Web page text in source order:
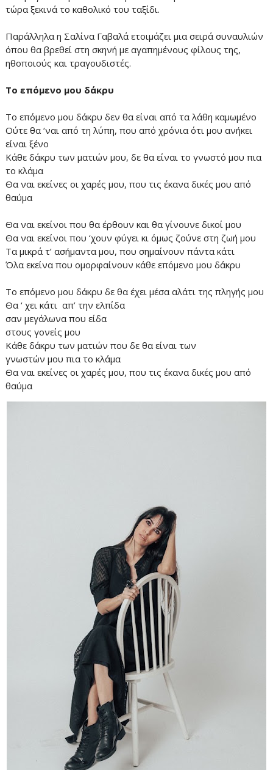
τώρα ξεκινά το καθολικό του ταξίδι.
Παράλληλα η Σαλίνα Γαβαλά ετοιμάζει μια σειρά συναυλιών
όπου θα βρεθεί στη σκηνή με αγαπημένους φίλους της,
ηθοποιούς και τραγουδιστές.
Το επόμενο μου δάκρυ
Το επόμενο μου δάκρυ δεν θα είναι από τα λάθη καμωμένο
Ούτε θα ‘ναι από τη λύπη, που από χρόνια ότι μου ανήκει
είναι ξένο
Κάθε δάκρυ των ματιών μου, δε θα είναι το γνωστό μου πια
το κλάμα
Θα ναι εκείνες οι χαρές μου, που τις έκανα δικές μου από
θαύμα
Θα ναι εκείνοι που θα έρθουν και θα γίνουνε δικοί μου
Θα ναι εκείνοι που ‘χουν φύγει κι όμως ζούνε στη ζωή μου
Τα μικρά τ’ ασήμαντα μου, που σημαίνουν πάντα κάτι
Όλα εκείνα που ομορφαίνουν κάθε επόμενο μου δάκρυ
Το επόμενο μου δάκρυ δε θα έχει μέσα αλάτι της πληγής μου
Θα ‘ χει κάτι απ’ την ελπίδα
σαν μεγάλωνα που είδα
στους γονείς μου
Κάθε δάκρυ των ματιών που δε θα είναι των
γνωστών μου πια το κλάμα
Θα ναι εκείνες οι χαρές μου, που τις έκανα δικές μου από
θαύμα